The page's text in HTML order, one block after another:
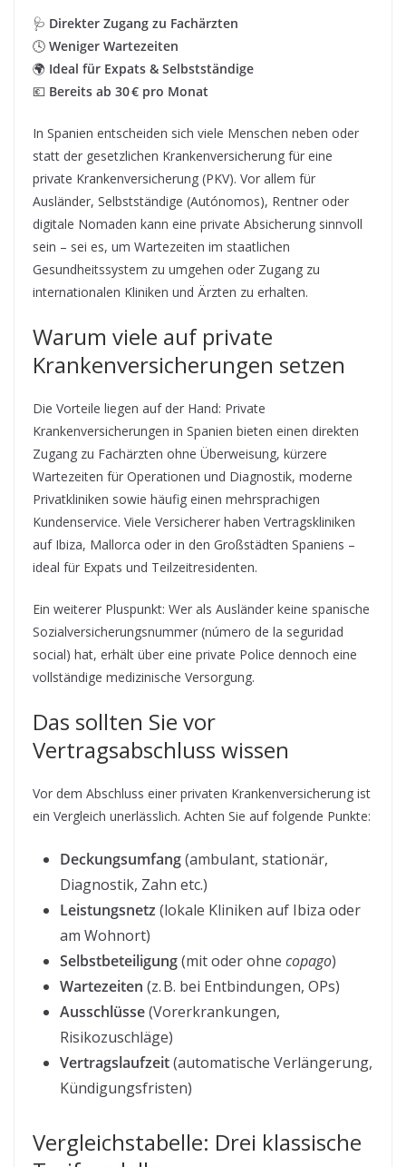
🩺 Direkter Zugang zu Fachärzten
🕓 Weniger Wartezeiten
🌍 Ideal für Expats & Selbstständige
💶 Bereits ab 30 € pro Monat
In Spanien entscheiden sich viele Menschen neben oder
statt der gesetzlichen Krankenversicherung für eine
private Krankenversicherung (PKV). Vor allem für
Ausländer, Selbstständige (Autónomos), Rentner oder
digitale Nomaden kann eine private Absicherung sinnvoll
sein – sei es, um Wartezeiten im staatlichen
Gesundheitssystem zu umgehen oder Zugang zu
internationalen Kliniken und Ärzten zu erhalten.
Warum viele auf private
Krankenversicherungen setzen
Die Vorteile liegen auf der Hand: Private
Krankenversicherungen in Spanien bieten einen direkten
Zugang zu Fachärzten ohne Überweisung, kürzere
Wartezeiten für Operationen und Diagnostik, moderne
Privatkliniken sowie häufig einen mehrsprachigen
Kundenservice. Viele Versicherer haben Vertragskliniken
auf Ibiza, Mallorca oder in den Großstädten Spaniens –
ideal für Expats und Teilzeitresidenten.
Ein weiterer Pluspunkt: Wer als Ausländer keine spanische
Sozialversicherungsnummer (número de la seguridad
social) hat, erhält über eine private Police dennoch eine
vollständige medizinische Versorgung.
Das sollten Sie vor
Vertragsabschluss wissen
Vor dem Abschluss einer privaten Krankenversicherung ist
ein Vergleich unerlässlich. Achten Sie auf folgende Punkte:
Deckungsumfang(ambulant, stationär,
Diagnostik, Zahn etc.)
Leistungsnetz (lokale Kliniken auf Ibiza oder
am Wohnort)
Selbstbeteiligung(mit oder ohne copago)
Wartezeiten (z. B. bei Entbindungen, OPs)
Ausschlüsse(Vorerkrankungen,
Risikozuschläge)
Vertragslaufzeit(automatische Verlängerung,
Kündigungsfristen)
Vergleichstabelle: Drei klassische